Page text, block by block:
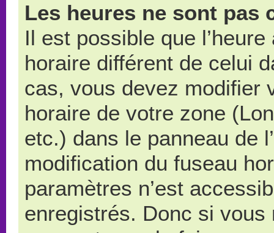
Les heures ne sont pas
Il est possible que
horaire différent de celui
cas, vous devez modifier
horaire de votre zone
etc.) dans le panneau de
modification du fuseau
paramètres n’est
enregistrés. Donc si vous